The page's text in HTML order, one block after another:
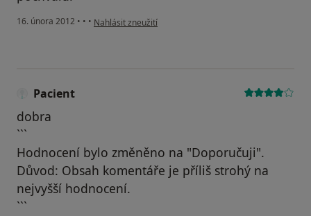
16. února 2012 • • • podle názoru uživatele Váš účet byl odstraněn
Nahlásit zneužití
Pacient
dobra
```
Hodnocení bylo změněno na "Doporučuji".
Důvod: Obsah komentáře je příliš strohý na
nejvyšší hodnocení.
```